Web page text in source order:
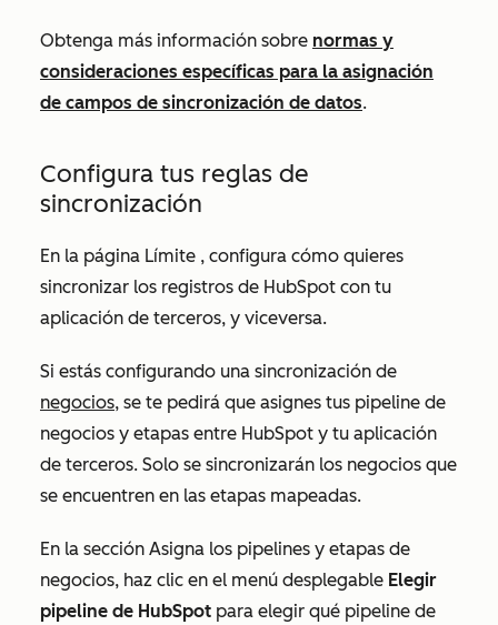
Obtenga más información sobre normas y
consideraciones específicas para la asignación
de campos de sincronización de datos.
Configura tus reglas de
sincronización
En la página Límite , configura cómo quieres
sincronizar los registros de HubSpot con tu
aplicación de terceros, y viceversa.
Si estás configurando una sincronización de
negocios, se te pedirá que asignes tus pipeline de
negocios y etapas entre HubSpot y tu aplicación
de terceros. Solo se sincronizarán los negocios que
se encuentren en las etapas mapeadas.
En la sección Asigna los pipelines y etapas de
negocios, haz clic en el menú desplegable Elegir
pipeline de HubSpot para elegir qué pipeline de